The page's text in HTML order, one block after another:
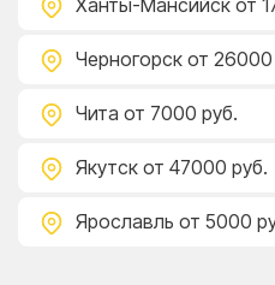
Ханты-Мансийск от
Черногорск от 26000
Чита от 7000 руб.
Якутск от 47000 руб.
Ярославль от 5000